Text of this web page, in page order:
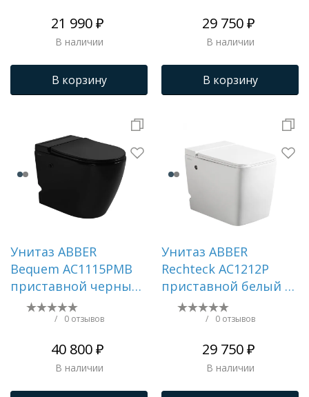
21 990 ₽
В наличии
В корзину
29 750 ₽
В наличии
В корзину
Унитаз ABBER
Bequem AC1115PMB
приставной черный
матовый с
импульсным смывом
/ 0 отзывов
40 800 ₽
В наличии
Унитаз ABBER
Rechteck AC1212P
приставной белый с
импульсным смывом
/ 0 отзывов
29 750 ₽
В наличии